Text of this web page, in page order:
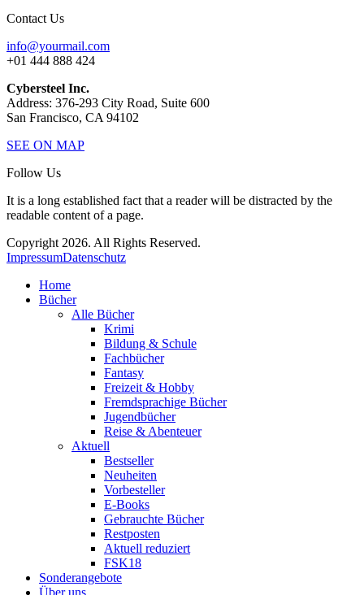
Contact Us
info@yourmail.com
+01 444 888 424
Cybersteel Inc.
Address: 376-293 City Road, Suite 600
San Francisco, CA 94102
SEE ON MAP
Follow Us
It is a long established fact that a reader will be distracted by the
readable content of a page.
Copyright 2026. All Rights Reserved.
ImpressumDatenschutz
Home
Bücher
Alle Bücher
Krimi
Bildung & Schule
Fachbücher
Fantasy
Freizeit & Hobby
Fremdsprachige Bücher
Jugendbücher
Reise & Abenteuer
Aktuell
Bestseller
Neuheiten
Vorbesteller
E-Books
Gebrauchte Bücher
Restposten
Aktuell reduziert
FSK18
Sonderangebote
Über uns